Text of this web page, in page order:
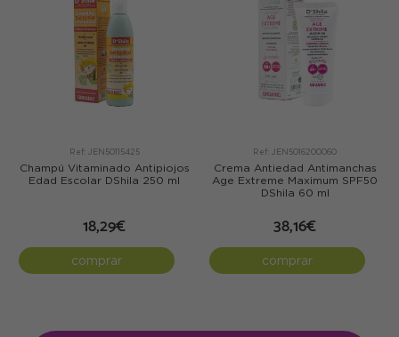
Ref: JEN50115425
Champú Vitaminado Antipiojos
Edad Escolar DShila 250 ml
18,29€
comprar
Ref: JEN5016200060
Crema Antiedad Antimanchas
Age Extreme Maximum SPF50
DShila 60 ml
38,16€
comprar